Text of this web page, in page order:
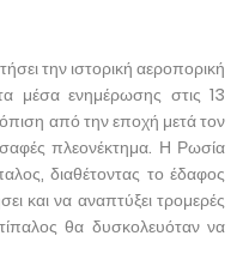
την ιστορική αεροπορική
μέσα ενημέρωσης στις 13
από την εποχή μετά τον
πλεονέκτημα. Η Ρωσία
διαθέτοντας το έδαφος
και να αναπτύξει τρομερές
θα δυσκολευόταν να